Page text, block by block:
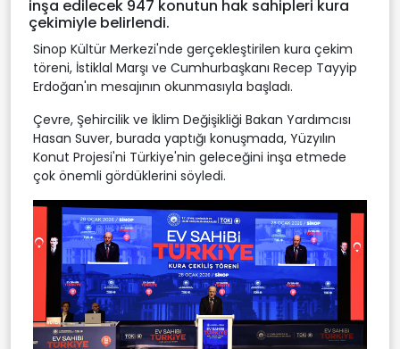
inşa edilecek 947 konutun hak sahipleri kura
çekimiyle belirlendi.
Sinop Kültür Merkezi'nde gerçekleştirilen kura çekim
töreni, İstiklal Marşı ve Cumhurbaşkanı Recep Tayyip
Erdoğan'ın mesajının okunmasıyla başladı.
Çevre, Şehircilik ve İklim Değişikliği Bakan Yardımcısı
Hasan Suver, burada yaptığı konuşmada, Yüzyılın
Konut Projesi'ni Türkiye'nin geleceğini inşa etmede
çok önemli gördüklerini söyledi.